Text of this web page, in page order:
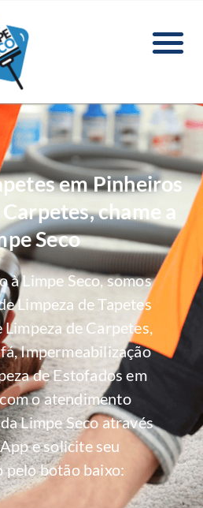
em Pinheiros
Carpetes, chame a
Seco
à Limpe Seco, somos
Limpeza de Tapetes
de Carpetes,
Impermeabilização
de Estofados em
o atendimento
Limpe Seco através
e solicite seu
pelo botão baixo: